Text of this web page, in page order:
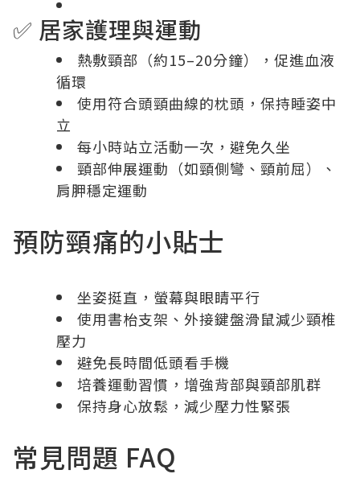
✅ 居家護理與運動
熱敷頸部（約15–20分鐘），促進血液
循環
使用符合頭頸曲線的枕頭，保持睡姿中
立
每小時站立活動一次，避免久坐
頸部伸展運動（如頸側彎、頸前屈）、
肩胛穩定運動
預防頸痛的小貼士
坐姿挺直，螢幕與眼睛平行
使用書枱支架、外接鍵盤滑鼠減少頸椎
壓力
避免長時間低頭看手機
培養運動習慣，增強背部與頸部肌群
保持身心放鬆，減少壓力性緊張
常見問題 FAQ